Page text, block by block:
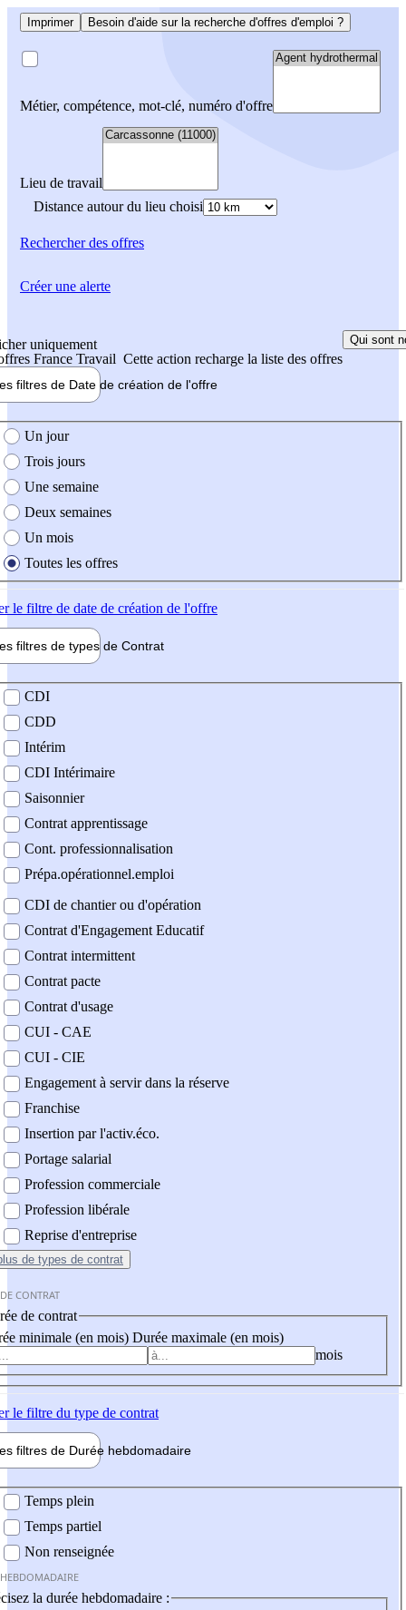
Imprimer Besoin d'aide sur la recherche d'offres d'emploi ?
Métier, compétence, mot-clé, numéro d'offre
Lieu de travail
Distance autour du lieu choisi
Rechercherdes offres
uniquement
France Travail Cette action recharge la liste des offres
Qui sont
filtres de Date de création de l'offre
création de l'offre
Un jour
Trois jours
Une semaine
Deux semaines
Un mois
Toutes les offres
le filtre de date de création de l'offre
filtres de types de Contrat
contrat
CDI
CDD
Intérim
CDI Intérimaire
Saisonnier
Contrat apprentissage
Cont. professionnalisation
Prépa.opérationnel.emploi
CDI de chantier ou d'opération
Contrat d'Engagement Educatif
Contrat intermittent
Contrat pacte
Contrat d'usage
CUI - CAE
CUI - CIE
Engagement à servir dans la réserve
Franchise
Insertion par l'activ.éco.
Portage salarial
Profession commerciale
Profession libérale
Reprise d'entreprise
de types de contrat
CONTRAT
de contrat
minimale (en mois) Durée maximale (en mois)
mois
le filtre du type de contrat
filtres de Durée hebdomadaire
Temps plein
Temps partiel
Non renseignée
la durée hebdomadaire :
Créer une alerte